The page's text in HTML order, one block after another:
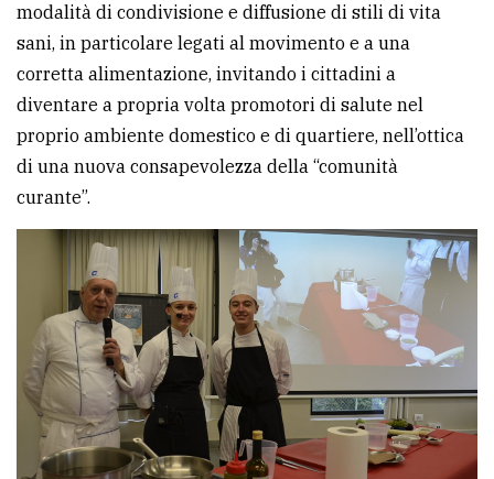
modalità di condivisione e diffusione di stili di vita
sani, in particolare legati al movimento e a una
corretta alimentazione, invitando i cittadini a
diventare a propria volta promotori di salute nel
proprio ambiente domestico e di quartiere, nell’ottica
di una nuova consapevolezza della “comunità
curante”.